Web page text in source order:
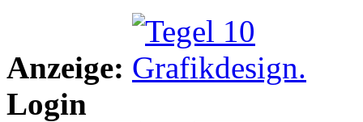
Anzeige:
Login